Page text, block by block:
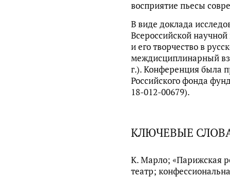
восприятие пьесы
В виде доклада
Всероссийской
и его творчество в
междисциплинарный
г.). Конференция была
Российского фонда
18-012-00679).
КЛЮЧЕВЫЕ
К. Марло; «Парижская
театр;